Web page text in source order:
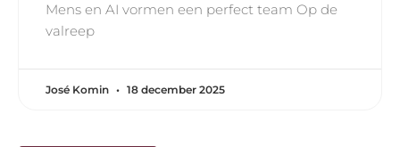
Mens en AI vormen een perfect team Op de
valreep
José Komin 18 december 2025